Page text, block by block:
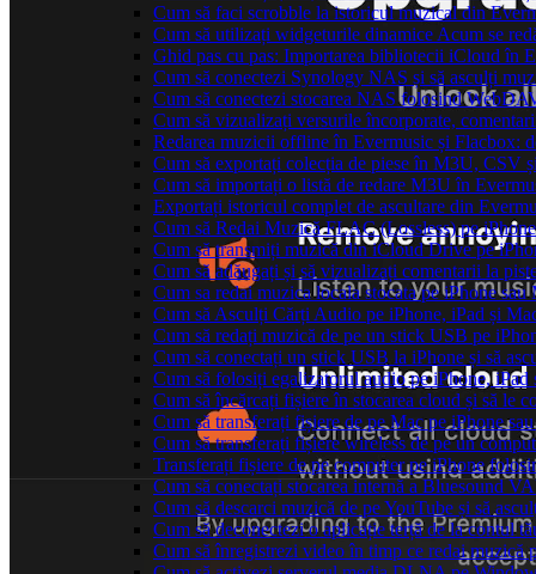
Cum să faci scrobble la istoricul muzical din
Cum să utilizați widgeturile dinamice Acum se
Ghid pas cu pas: Importarea bibliotecii iCloud în
Cum să conectezi Synology NAS și să asculți
Cum să conectezi stocarea NAS folosind
Cum să vizualizați versurile încorporate,
Redarea muzicii offline în Evermusic și Flacbox:
Cum să exportați colecția de piese în M3U, CSV
Cum să importați o listă de redare M3U în
Exportați istoricul complet de ascultare din
Cum să Redai Muzică FLAC (Lossless) pe
Cum să transmiți muzică din iCloud Drive pe
Cum să adăugați și să vizualizați comentarii la
Cum sa redai muzica locala stocata pe iPhone sau
Cum să Asculți Cărți Audio pe iPhone, iPad și
Cum să redați muzică de pe un stick USB pe
Cum să conectați un stick USB la iPhone și să
Cum să folosiți egalizatorul audio pe iPhone,
Cum să încărcați fișiere în stocarea cloud și să le
Cum să transferați fișiere de pe Mac pe iPhone
Cum să transferați fișiere wireless de pe un
Transferați fișiere de pe computer pe iPhone
Cum să conectați stocarea internă a Bluesound
Cum să descarci muzică de pe YouTube și să
Cum să deconectezi o aplicație terță de la contul
Cum să înregistrezi video în timp ce redai muzică